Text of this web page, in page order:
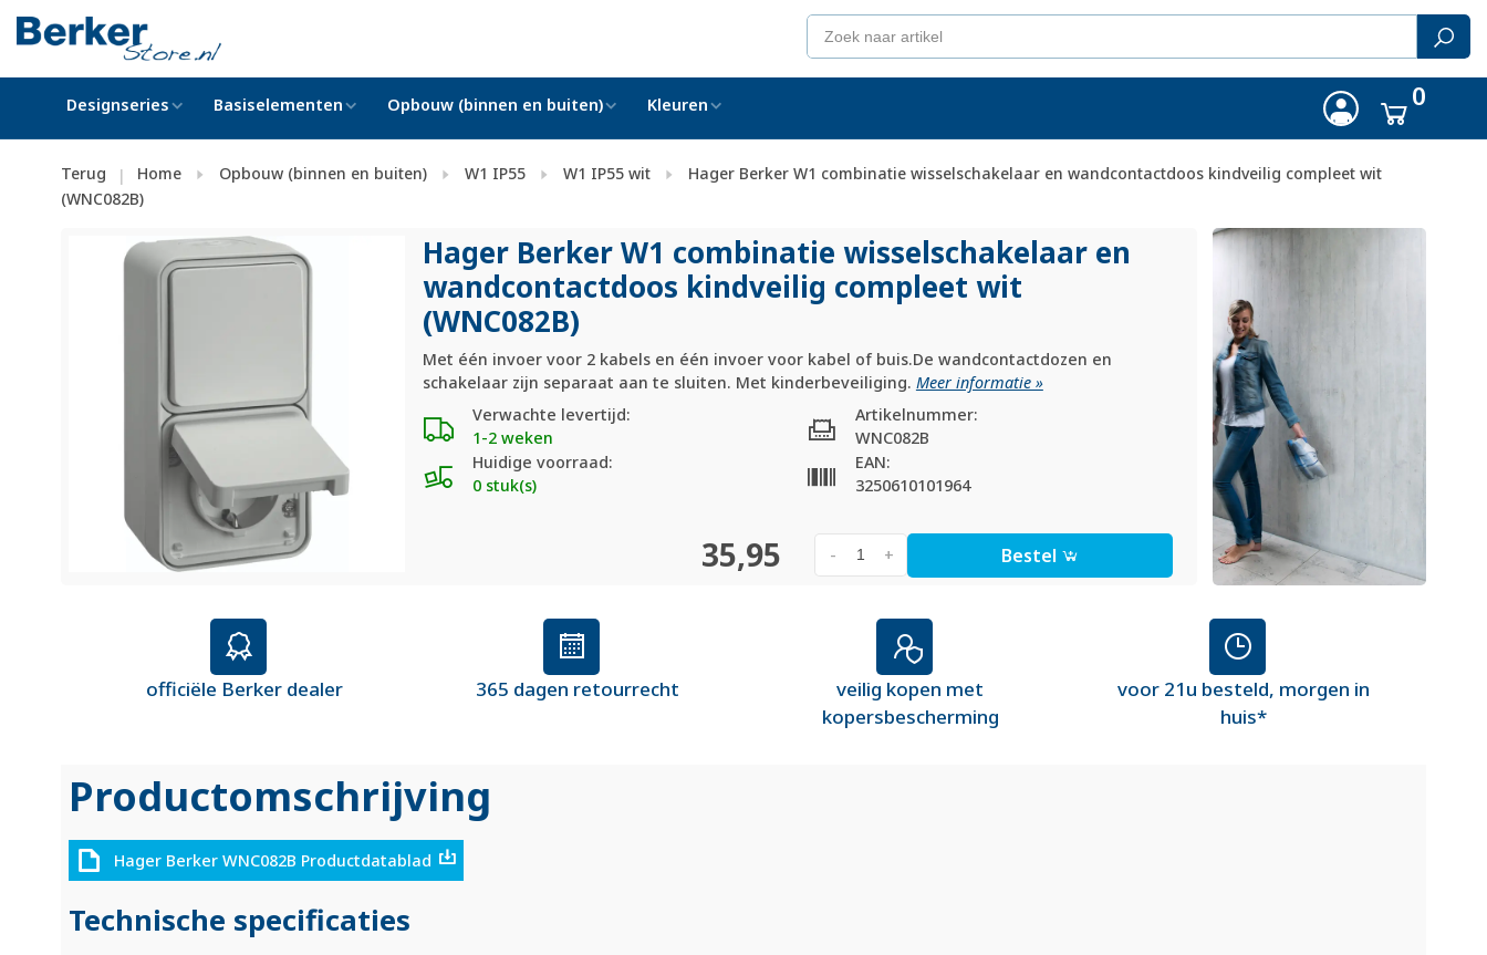
Designseries Basiselementen Opbouw (binnen en buiten) Kleuren 0
Terug | Home Opbouw (binnen en buiten) W1 IP55 W1 IP55 wit
Hager Berker W1 combinatie wisselschakelaar en wandcontactdoos kindveilig compleet wit
(WNC082B)
Hager Berker W1 combinatie wisselschakelaar en
wandcontactdoos kindveilig compleet wit
(WNC082B)
Met één invoer voor 2 kabels en één invoer voor kabel of buis.De wandcontactdozen en
schakelaar zijn separaat aan te sluiten. Met kinderbeveiliging. Meer informatie »
Verwachte levertijd:
1-2 weken
Huidige voorraad:
0 stuk(s)
Artikelnummer:
WNC082B
EAN:
3250610101964
35,95 +
- Bestel
officiële Berker dealer 365 dagen retourrecht
veilig kopen met
kopersbescherming
voor 21u besteld, morgen in
huis*
Productomschrijving
Hager Berker WNC082B Productdatablad
Technische specificaties